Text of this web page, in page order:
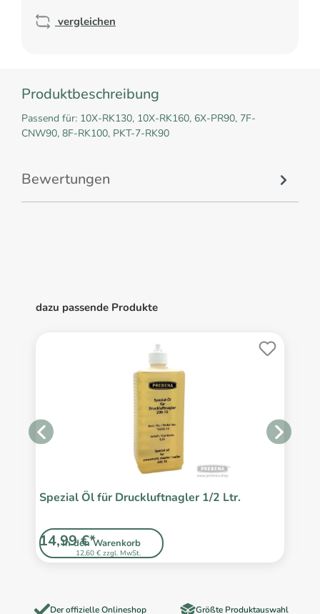
vergleichen
Produktbeschreibung
Passend für: 10X-RK130, 10X-RK160, 6X-PR90, 7F-
CNW90, 8F-RK100, PKT-7-RK90
Bewertungen
dazu passende Produkte
Spezial Öl für Druckluftnagler 1/2 Ltr.
In den Warenkorb
12,60 € zzgl. MwSt.
14,99 €*
Der offizielle Onlineshop Größte Produktauswahl